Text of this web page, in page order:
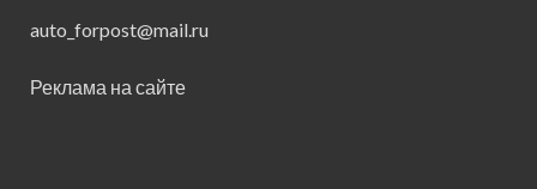
auto_forpost@mail.ru
Реклама на сайте